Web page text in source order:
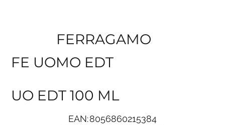
FERRAGAMO
FE UOMO EDT
UO EDT 100 ML
EAN:8056860215384